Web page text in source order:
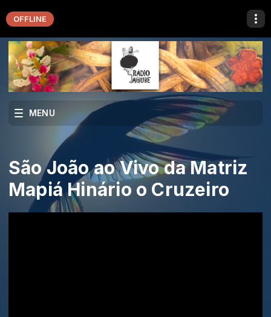
OFFLINE
MENU
São João ao Vivo da Matriz
Mapiá Hinário o Cruzeiro